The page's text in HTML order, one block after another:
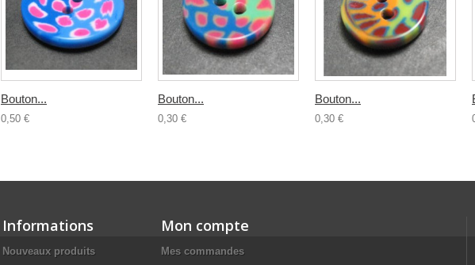
Bouton...
0,50 €
Bouton...
0,30 €
Bouton...
0,30 €
Informations
Nouveaux produits
Mon compte
Mes commandes